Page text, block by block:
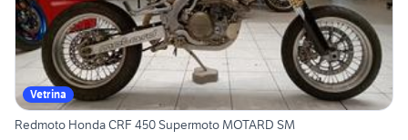
Vetrina
Redmoto Honda CRF 450 Supermoto MOTARD SM